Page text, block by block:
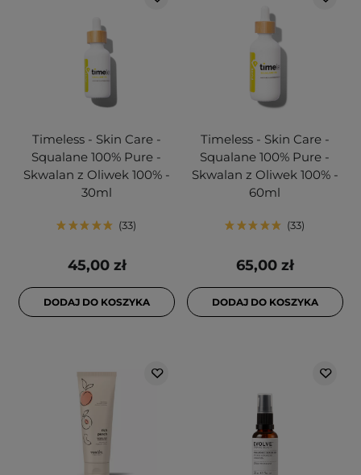
Timeless - Skin Care -
Squalane 100% Pure -
Skwalan z Oliwek 100% -
30ml
33
45,00 zł
DODAJ DO KOSZYKA
Timeless - Skin Care -
Squalane 100% Pure -
Skwalan z Oliwek 100% -
60ml
33
65,00 zł
DODAJ DO KOSZYKA